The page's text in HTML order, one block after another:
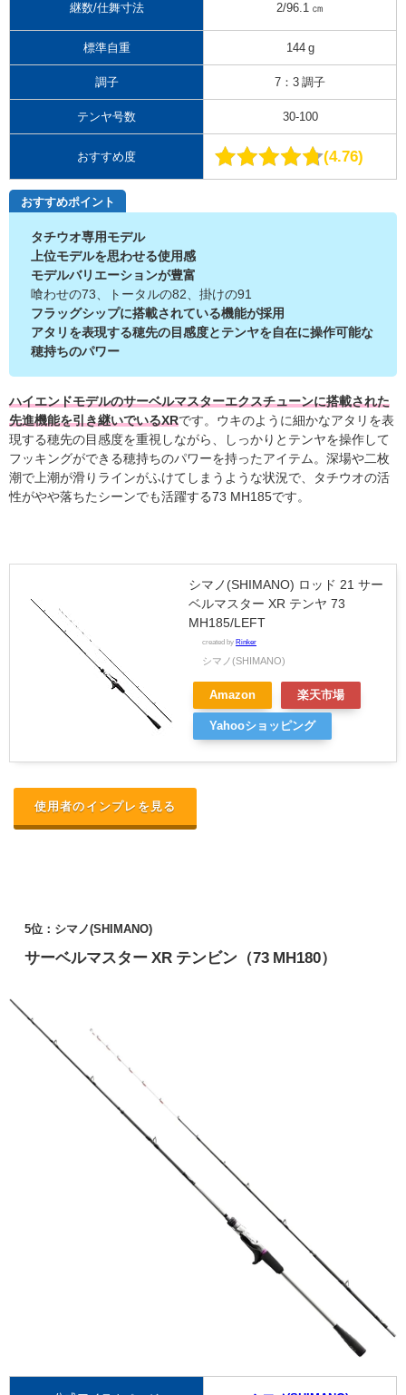
継数/仕舞寸法 2/96.1 ㎝
標準自重 144 g
調子 7：3 調子
テンヤ号数 30-100
おすすめ度 4.76
おすすめポイント
タチウオ専用モデル
上位モデルを思わせる使用感
モデルバリエーションが豊富
喰わせの73、トータルの82、掛けの91
フラッグシップに搭載されている機能が採用
アタリを表現する穂先の目感度とテンヤを自在に操作可能な
穂持ちのパワー
ハイエンドモデルのサーベルマスターエクスチューンに搭載された
先進機能を引き継いでいるXRです。ウキのように細かなアタリを表
現する穂先の目感度を重視しながら、しっかりとテンヤを操作して
フッキングができる穂持ちのパワーを持ったアイテム。深場や二枚
潮で上潮が滑りラインがふけてしまうような状況で、タチウオの活
性がやや落ちたシーンでも活躍する73 MH185です。
シマノ(SHIMANO) ロッド 21 サー
ベルマスター XR テンヤ 73
MH185/LEFT
created by Rinker
シマノ(SHIMANO)
Amazon 楽天市場
Yahooショッピング
使用者のインプレを見る
5位：シマノ(SHIMANO)
サーベルマスター XR テンビン（73 MH180）